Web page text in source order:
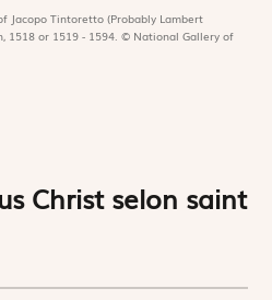
Jacopo Tintoretto (Probably Lambert
1518 or 1519 - 1594. © National Gallery of
Christ selon saint